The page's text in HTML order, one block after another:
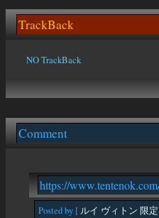
TrackBack
NO TrackBack
Comment
https://
Posted by [ ルイ ヴィトン 限定